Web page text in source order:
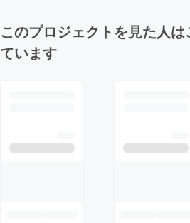
このプロジェクトを見た人
ています